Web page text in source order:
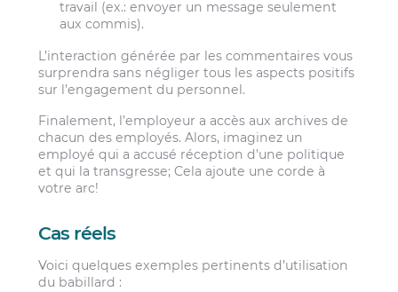
travail (ex.: envoyer un message seulement
aux commis).
L’interaction générée par les commentaires vous
surprendra sans négliger tous les aspects positifs
sur l’engagement du personnel.
Finalement, l’employeur a accès aux archives de
chacun des employés. Alors, imaginez un
employé qui a accusé réception d’une politique
et qui la transgresse; Cela ajoute une corde à
votre arc!
Cas réels
Voici quelques exemples pertinents d’utilisation
du babillard :